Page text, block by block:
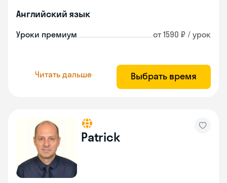
Английский язык
Уроки премиум от 1590 ₽ / урок
Читать дальше Выбрать время
Patrick